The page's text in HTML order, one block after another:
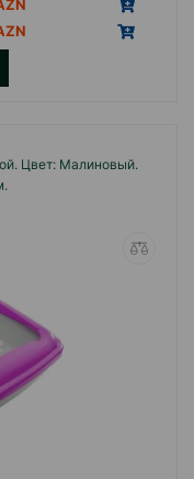
разные
апельсин)
Цвет: Малиновый.